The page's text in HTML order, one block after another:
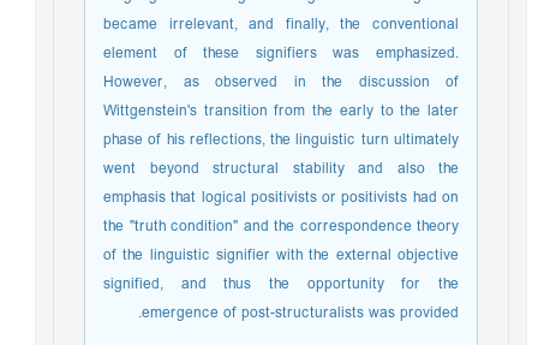
became irrelevant, and finally, the conventional
element of these signifiers was emphasized.
However, as observed in the discussion of
Wittgenstein's transition from the early to the later
phase of his reflections, the linguistic turn ultimately
went beyond structural stability and also the
emphasis that logical positivists or positivists had on
the "truth condition" and the correspondence theory
of the linguistic signifier with the external objective
signified, and thus the opportunity for the
emergence of post-structuralists was provided.